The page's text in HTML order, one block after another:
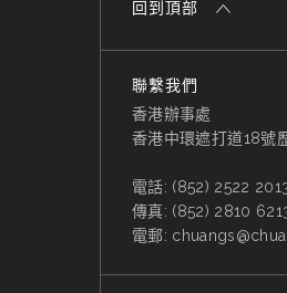
回到頂部
聯繫我們
香港辦事處
香港中環遮打道18號
電話: (852) 2522
傳真: (852) 2810
電郵: